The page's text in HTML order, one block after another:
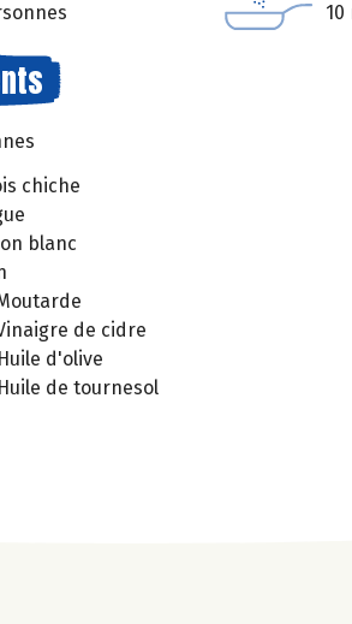
10
chiche
blanc
de cidre
d'olive
de tournesol